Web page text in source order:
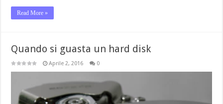
Read More »
Quando si guasta un hard disk
Aprile 2, 2016 0